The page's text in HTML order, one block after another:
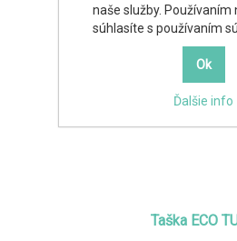
Taška ECO
naše služby. Používaním
súhlasíte s používaním
Ďalšie info